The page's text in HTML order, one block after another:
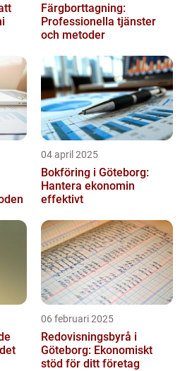
Färgborttagning:
Professionella tjänster
och metoder
04 april 2025
Bokföring i Göteborg:
Hantera ekonomin
effektivt
06 februari 2025
Redovisningsbyrå i
Göteborg: Ekonomiskt
stöd för ditt företag